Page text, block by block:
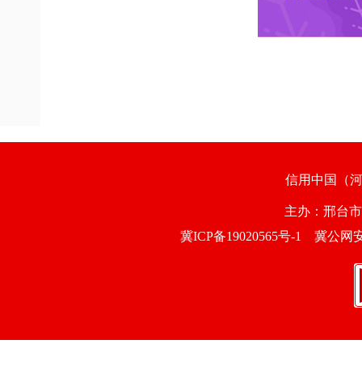
信用中国（
主办：邢
冀ICP备19020565号-1
冀公网